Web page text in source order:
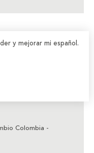
y mejorar mi español.
Colombia -